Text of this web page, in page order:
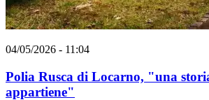
04/05/2026 - 11:04
Polia Rusca di Locarno, "una
appartiene"